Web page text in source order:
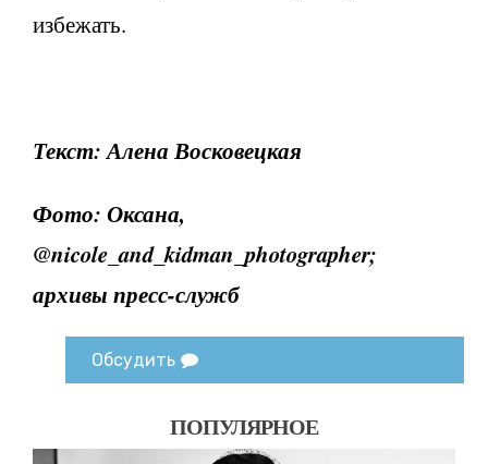
избежать.
Текст: Алена Восковецкая
Фото: Оксана,
@nicole_and_kidman_photographer;
архивы пресс-служб
Обсудить
ПОПУЛЯРНОЕ